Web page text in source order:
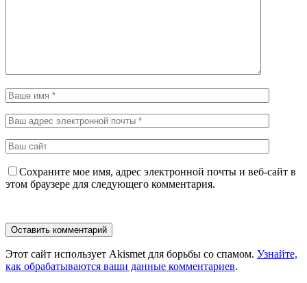
Сохраните мое имя, адрес электронной почты и веб-сайт в
этом браузере для следующего комментария.
Этот сайт использует Akismet для борьбы со спамом. Узнайте,
как обрабатываются ваши данные комментариев.